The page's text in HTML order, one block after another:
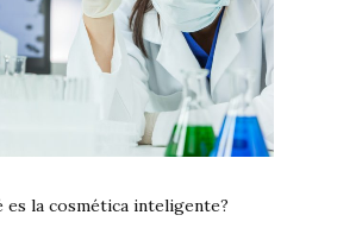
es la cosmética inteligente?